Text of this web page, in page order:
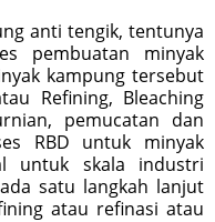
anti tengik, tentunya
pembuatan minyak
kampung tersebut
Refining, Bleaching
pemucatan dan
RBD untuk minyak
untuk skala industri
satu langkah lanjut
atau refinasi atau